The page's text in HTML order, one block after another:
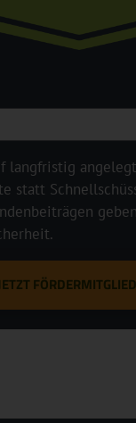
langfristig
statt